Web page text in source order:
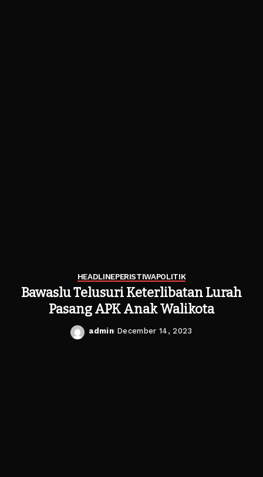
HEADLINEPERISTIWAPOLITIK
Bawaslu Telusuri Keterlibatan Lurah
Pasang APK Anak Walikota
Posted
admin December 14, 2023